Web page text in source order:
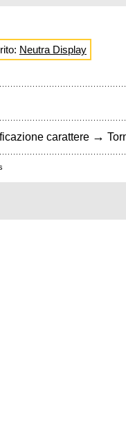
Neutra Display
carattere →